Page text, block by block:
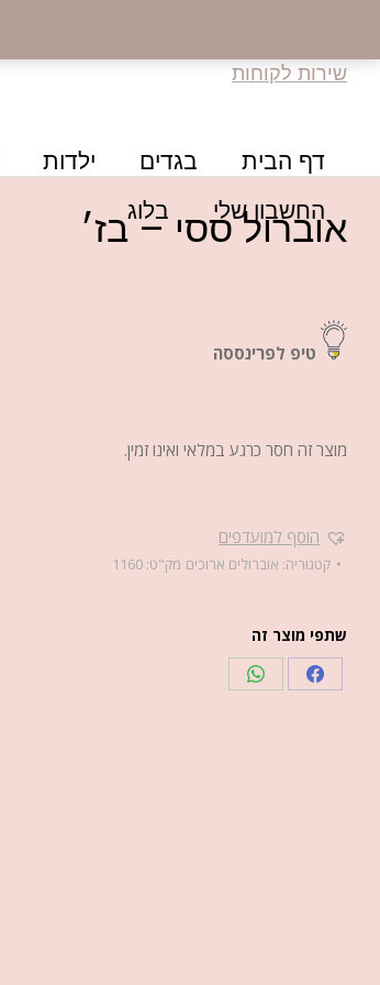
שירות לקוחות
דף הבית בגדים ילדות
החשבון שלי
בלוג
אוברול ססי – בז׳
טיפ לפרינססה
מוצר זה חסר כרגע במלאי ואינו זמין.
הוסף למועדפים
קטגוריה: אוברולים ארוכים מק"ט:1160
שתפי מוצר זה